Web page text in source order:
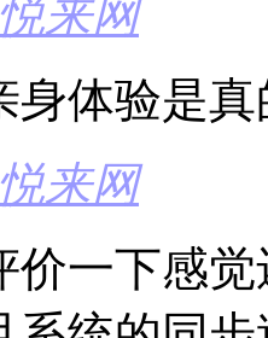
悦来网
身体验是
悦来网
价一下感